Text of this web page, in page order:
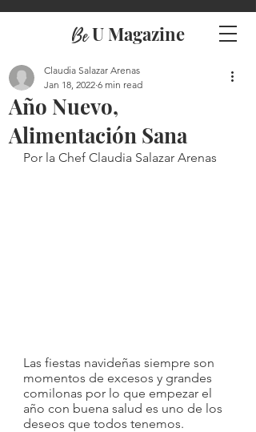
BeU Magazine
Año Nuevo,
Alimentación Sana
Claudia Salazar Arenas
Jan 18, 2022 6 min read
Por la Chef Claudia Salazar Arenas
Las fiestas navideñas siempre son
momentos de excesos y grandes
comilonas por lo que empezar el
año con buena salud es uno de los
deseos que todos tenemos.